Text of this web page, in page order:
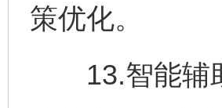
策优化。
13.智能辅助